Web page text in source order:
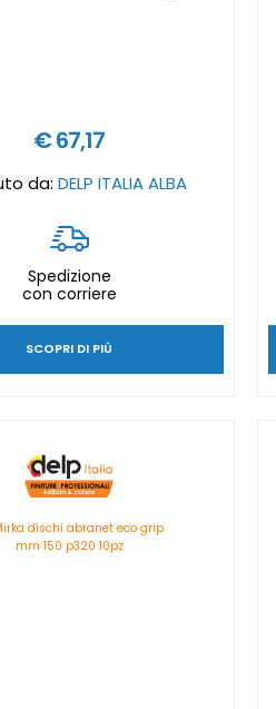
€ 67,17
da:DELP ITALIA ALBA
Spedizione
con corriere
SCOPRI DI PIÙ